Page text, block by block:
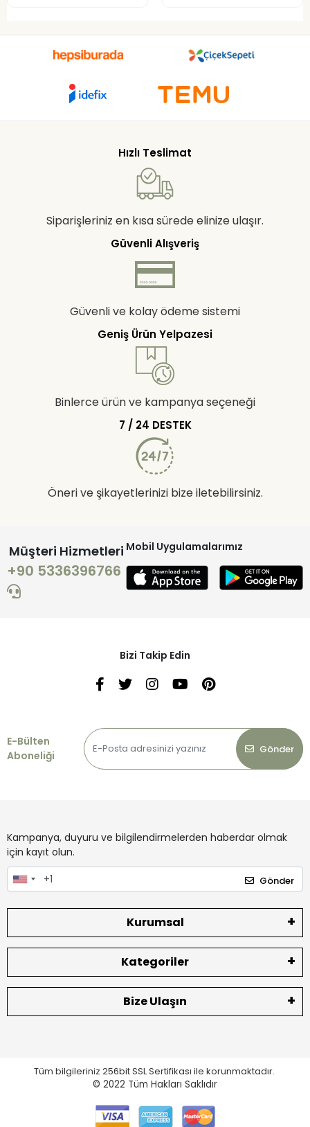
Hızlı Teslimat
Siparişleriniz en kısa sürede elinize ulaşır.
Güvenli Alışveriş
Güvenli ve kolay ödeme sistemi
Geniş Ürün Yelpazesi
Binlerce ürün ve kampanya seçeneği
7 / 24 DESTEK
Öneri ve şikayetlerinizi bize iletebilirsiniz.
Müşteri Hizmetleri
+90 5336396766
Mobil Uygulamalarımız
Bizi Takip Edin
E-Bülten
Aboneliği
Gönder
Kampanya, duyuru ve bilgilendirmelerden haberdar olmak
için kayıt olun.
Gönder
Kurumsal
Kategoriler
Bize Ulaşın
Tüm bilgileriniz 256bit SSL Sertifikası ile korunmaktadır.
© 2022 Tüm Hakları Saklıdır